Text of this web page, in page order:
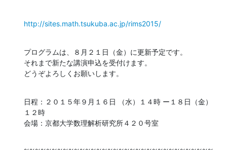
http://sites.math.tsukuba.ac.jp/rims2015/
プログラムは、８月２１日（金）に更新予定です。
それまで新たな講演申込を受付けます。
どうぞよろしくお願いします。
日程：２０１５年９月１６日 （水）１４時 ー１８日（金）
１２時
会場：京都大学数理解析研究所４２０号室